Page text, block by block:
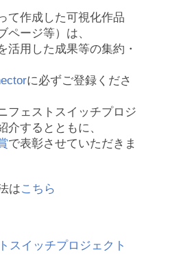
て作成した可視化作品
ページ等）は、
活用した成果等の集約・
に必ずご登録くださ
フェストスイッチプロジ
介するとともに、
で表彰させていただきま
はこちら